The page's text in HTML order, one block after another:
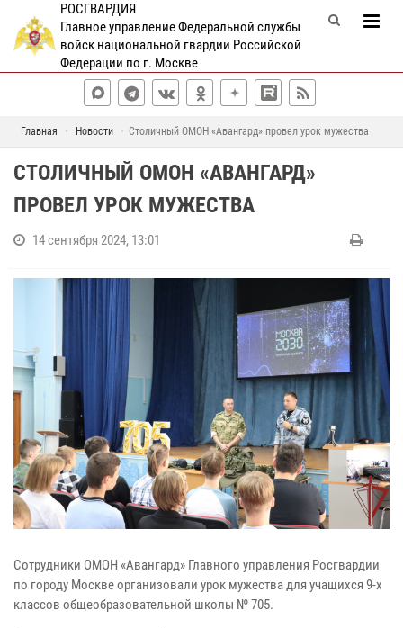
РОСГВАРДИЯ
Главное управление Федеральной службы
войск национальной гвардии Российской
Федерации по г. Москве
Главная Новости Столичный ОМОН «Авангард» провел урок мужества
СТОЛИЧНЫЙ ОМОН «АВАНГАРД»
ПРОВЕЛ УРОК МУЖЕСТВА
14 сентября 2024, 13:01
Сотрудники ОМОН «Авангард» Главного управления Росгвардии
по городу Москве организовали урок мужества для учащихся 9-х
классов общеобразовательной школы № 705.